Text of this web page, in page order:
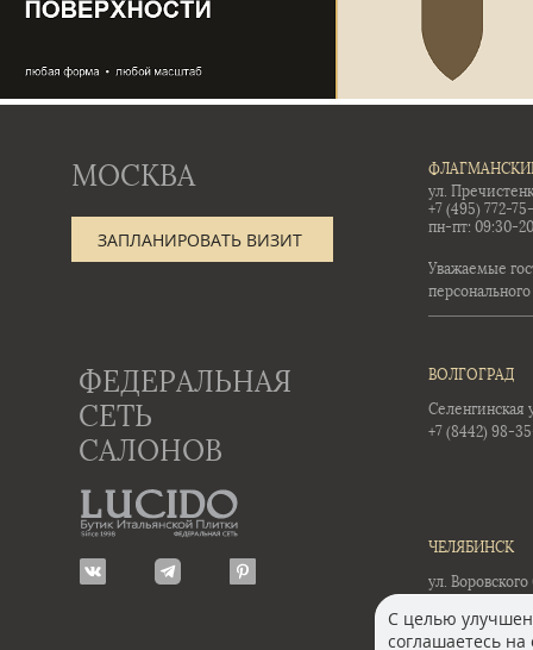
МОСКВА
ЗАПЛАНИРОВАТЬ ВИЗИТ
ул.
+7 (495) 772-
пн-пт: 09:30-
Уважаемые
ФЕДЕРАЛЬНАЯ
СЕТЬ
САЛОНОВ
ВОЛГОГРАД
Селенгинская
+7 (8442) 98-
ЧЕЛЯБИНСК
ул. Воровского
С целью
соглашаетесь